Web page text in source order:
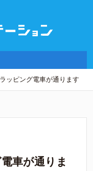
ッピング電車が通ります
車が通りま